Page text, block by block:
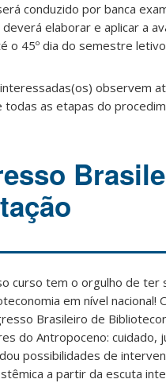
conduzido por banca
elaborar e aplicar a
o 45º dia do semestre
observem
todas as etapas do
curso tem o orgulho de
em nível nacional!
Brasileiro de
do Antropoceno: cuidado,
possibilidades de
a partir da escuta